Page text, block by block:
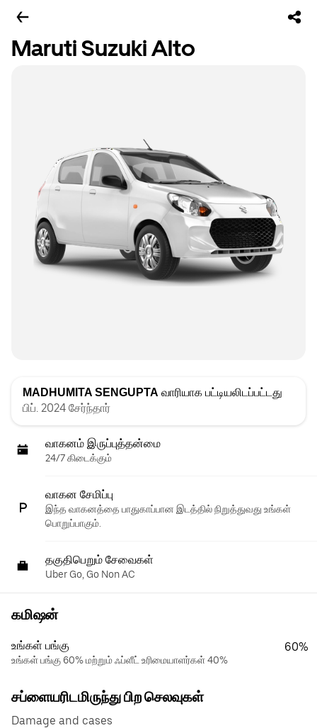
Maruti Suzuki Alto
MADHUMITA SENGUPTA வாரியாக பட்டியலிடப்பட்டது
பிப். 2024 சேர்ந்தார்
வாகனம் இருப்புத்தன்மை
24/7 கிடைக்கும்
வாகன சேமிப்பு
இந்த வாகனத்தை பாதுகாப்பான இடத்தில் நிறுத்துவது உங்கள்
பொறுப்பாகும்.
தகுதிபெறும் சேவைகள்
Uber Go, Go Non AC
கமிஷன்
உங்கள் பங்கு
உங்கள் பங்கு 60% மற்றும் ஃப்ளீட் உரிமையாளர்கள் 40%
60%
சப்ளையரிடமிருந்து பிற செலவுகள்
Damage and cases